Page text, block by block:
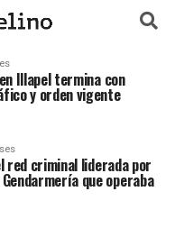
Illapel termina con
y orden vigente
red criminal liderada por
que operaba